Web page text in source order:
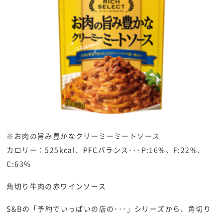
※お肉の旨み豊かなクリーミーミートソース
カロリー：525kcal、PFCバランス･･･P:16%、F:22%、
C:63%
角切り牛肉の赤ワインソース
S&Bの「予約でいっぱいの店の･･･」シリーズから、角切り